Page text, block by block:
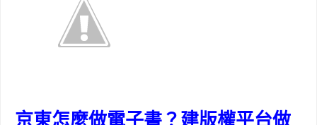
京東怎麼做電子書？建版權平台做